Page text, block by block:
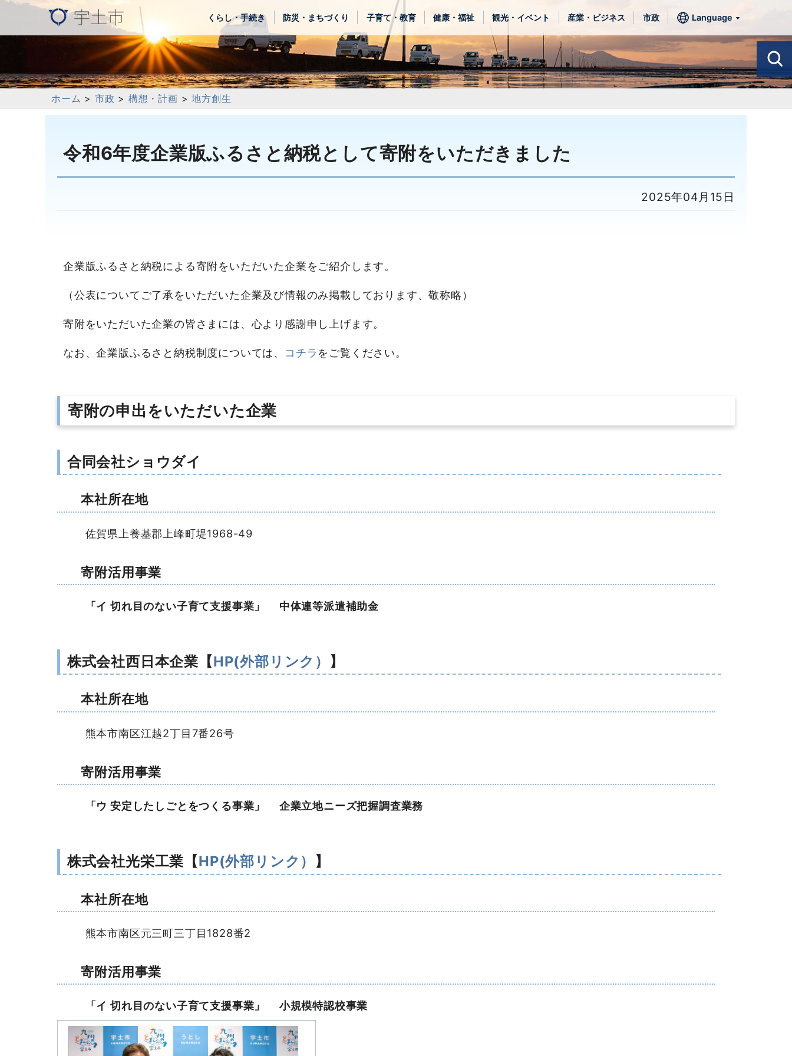
くらし・手続き 防災・まちづくり 子育て・教育 健康・福祉 観光・イベント 産業・ビジネス 市政 Language
ホーム > 市政 > 構想・計画 >地方創生
令和6年度企業版ふるさと納税として寄附をいただきました
2025年04月15日
企業版ふるさと納税による寄附をいただいた企業をご紹介します。
（公表についてご了承をいただいた企業及び情報のみ掲載しております、敬称略）
寄附をいただいた企業の皆さまには、心より感謝申し上げます。
なお、企業版ふるさと納税制度については、 コチラ をご覧ください。
寄附の申出をいただいた企業
合同会社ショウダイ
本社所在地
佐賀県上養基郡上峰町堤1968-49
寄附活用事業
「イ 切れ目のない子育て支援事業」 中体連等派遣補助金
株式会社西日本企業【HP(外部リンク） 】
本社所在地
熊本市南区江越2丁目7番26号
寄附活用事業
「ウ 安定したしごとをつくる事業」 企業立地ニーズ把握調査業務
株式会社光栄工業【HP(外部リンク） 】
本社所在地
熊本市南区元三町三丁目1828番2
寄附活用事業
「イ 切れ目のない子育て支援事業」 小規模特認校事業